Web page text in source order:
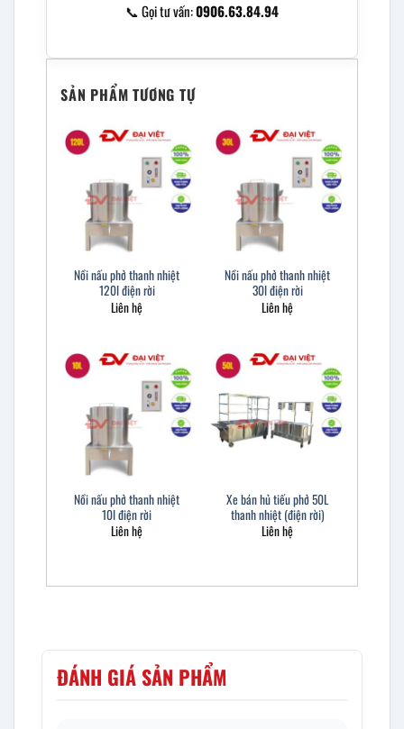
📞 Gọi tư vấn:0906.63.84.94
SẢN PHẨM TƯƠNG TỰ
Nồi nấu phở thanh nhiệt
120l điện rời
Liên hệ
Nồi nấu phở thanh nhiệt
30l điện rời
Liên hệ
Nồi nấu phở thanh nhiệt
10l điện rời
Liên hệ
Xe bán hủ tiếu phở 50L
thanh nhiệt (điện rời)
Liên hệ
ĐÁNH GIÁ SẢN PHẨM